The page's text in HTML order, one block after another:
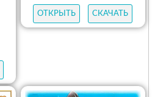
ОТКРЫТЬ СКАЧАТЬ